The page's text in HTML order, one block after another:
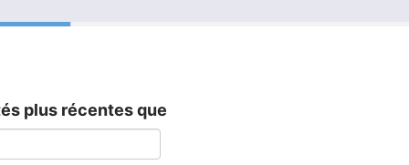
plus récentes que